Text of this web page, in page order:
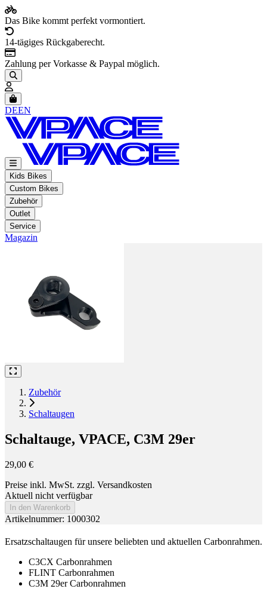
Das Bike kommt perfekt vormontiert.
14-tägiges Rückgaberecht.
Zahlung per Vorkasse & Paypal möglich.
Artikel im Warenkorb, Warenkorb anzeigen
DEEN
Kids Bikes
Custom Bikes
Zubehör
Outlet
Service
Magazin
Zubehör
Schaltaugen
Schaltauge, VPACE, C3M 29er
29,00 €
Preise inkl. MwSt. zzgl. Versandkosten
Aktuell nicht verfügbar
In den Warenkorb
Artikelnummer: 1000302
Ersatzschaltaugen für unsere beliebten und aktuellen Carbonrahmen.
C3CX Carbonrahmen
FLINT Carbonrahmen
C3M 29er Carbonrahmen